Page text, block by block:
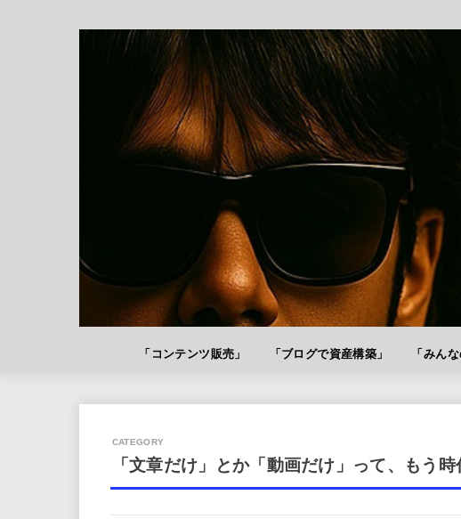
「コンテンツ販売」 「ブログで資産構築」 「みん
「文章だけ」とか「動画だけ」って、もう時